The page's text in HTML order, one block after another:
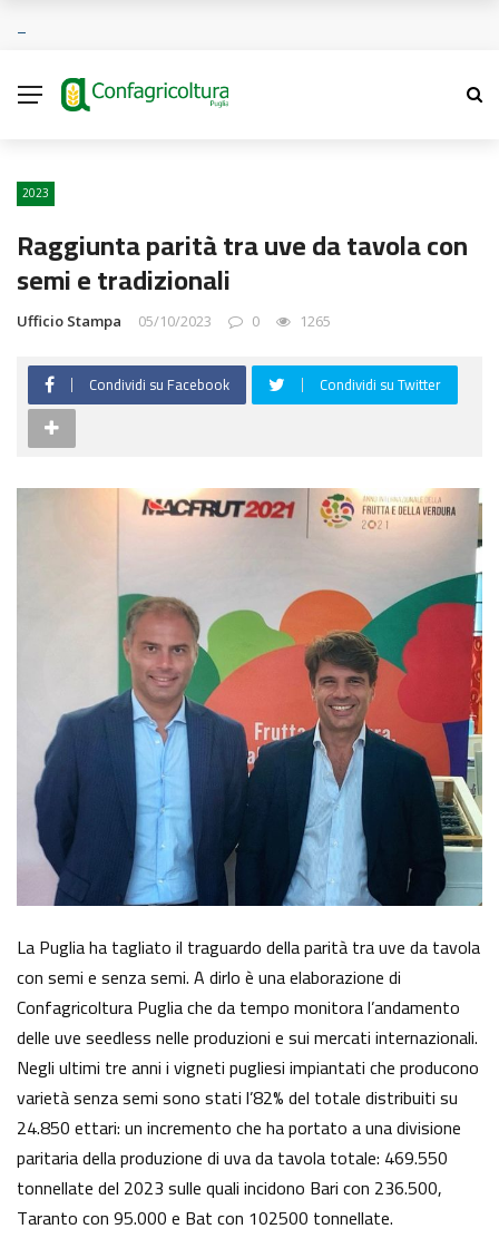
2023
Raggiunta parità tra uve da tavola con
semi e tradizionali
Ufficio Stampa 05/10/2023 0 1265
Condividi su Facebook Condividi su Twitter
La Puglia ha tagliato il traguardo della parità tra uve da tavola
con semi e senza semi. A dirlo è una elaborazione di
Confagricoltura Puglia che da tempo monitora l’andamento
delle uve seedless nelle produzioni e sui mercati internazionali.
Negli ultimi tre anni i vigneti pugliesi impiantati che producono
varietà senza semi sono stati l’82% del totale distribuiti su
24.850 ettari: un incremento che ha portato a una divisione
paritaria della produzione di uva da tavola totale: 469.550
tonnellate del 2023 sulle quali incidono Bari con 236.500,
Taranto con 95.000 e Bat con 102500 tonnellate.